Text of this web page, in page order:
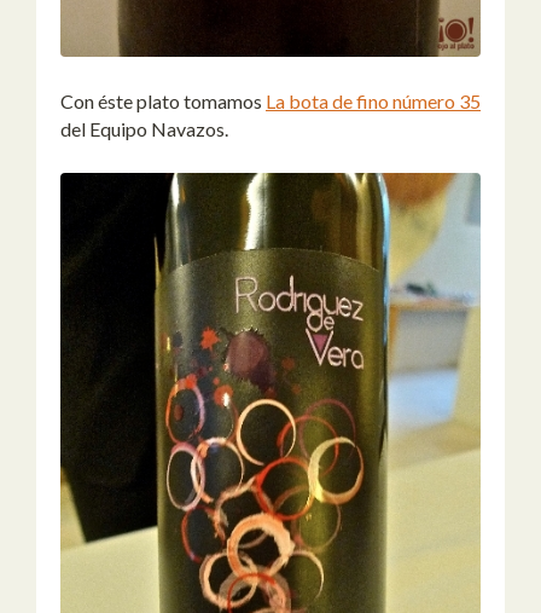
Con éste plato tomamos La bota de fino número 35
del Equipo Navazos.